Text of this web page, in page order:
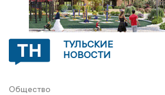
ТУЛЬСКИЕ
НОВОСТИ
Общество